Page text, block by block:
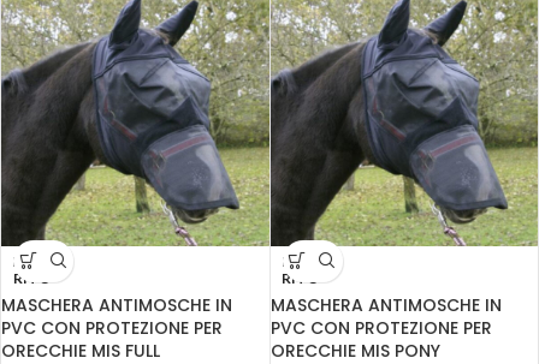
ESAU
RITO
MASCHERA ANTIMOSCHE IN
PVC CON PROTEZIONE PER
ORECCHIE MIS FULL
ESAU
RITO
MASCHERA ANTIMOSCHE IN
PVC CON PROTEZIONE PER
ORECCHIE MIS PONY